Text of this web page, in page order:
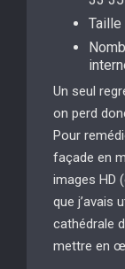
Taille
Un seul
on perd
Pour
façade en
images HD
que j’avais
cathédrale
mettre en